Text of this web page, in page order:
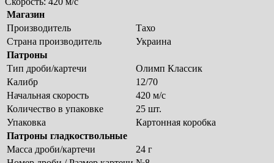
Магазин
Производитель
Тахо
Страна производитель
Украина
Патроны
Тип дроби/картечи
Олимп Классик
Калибр
12/70
Начальная скорость
420 м/с
Количество в упаковке
25 шт.
Упаковка
Картонная коробка
Патроны гладкоствольные
Масса дроби/картечи
24 г